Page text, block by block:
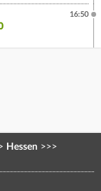
16:50
Hessen >>>